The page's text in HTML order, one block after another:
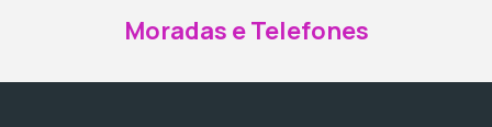
Moradas e Telefones